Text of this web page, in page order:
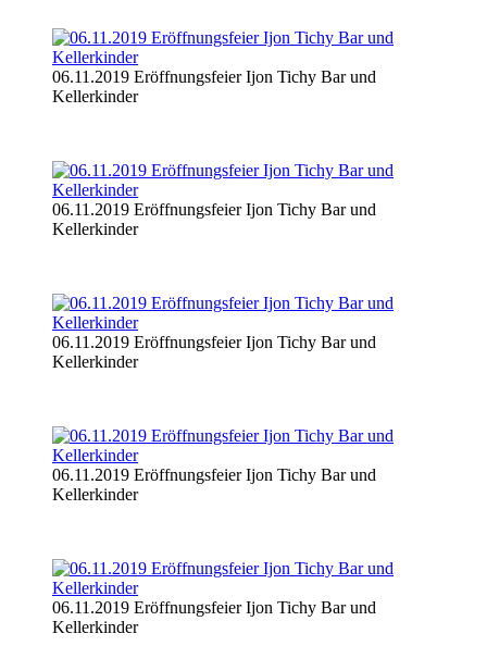
06.11.2019 Eröffnungsfeier Ijon Tichy Bar und
Kellerkinder
06.11.2019 Eröffnungsfeier Ijon Tichy Bar und
Kellerkinder
06.11.2019 Eröffnungsfeier Ijon Tichy Bar und
Kellerkinder
06.11.2019 Eröffnungsfeier Ijon Tichy Bar und
Kellerkinder
06.11.2019 Eröffnungsfeier Ijon Tichy Bar und
Kellerkinder